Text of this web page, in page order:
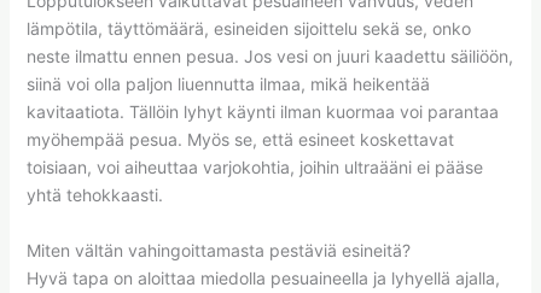
lämpötila, täyttömäärä, esineiden sijoittelu sekä se, onko
neste ilmattu ennen pesua. Jos vesi on juuri kaadettu säiliöön,
siinä voi olla paljon liuennutta ilmaa, mikä heikentää
kavitaatiota. Tällöin lyhyt käynti ilman kuormaa voi parantaa
myöhempää pesua. Myös se, että esineet koskettavat
toisiaan, voi aiheuttaa varjokohtia, joihin ultraääni ei pääse
yhtä tehokkaasti.
Miten vältän vahingoittamasta pestäviä esineitä?
Hyvä tapa on aloittaa miedolla pesuaineella ja lyhyellä ajalla,